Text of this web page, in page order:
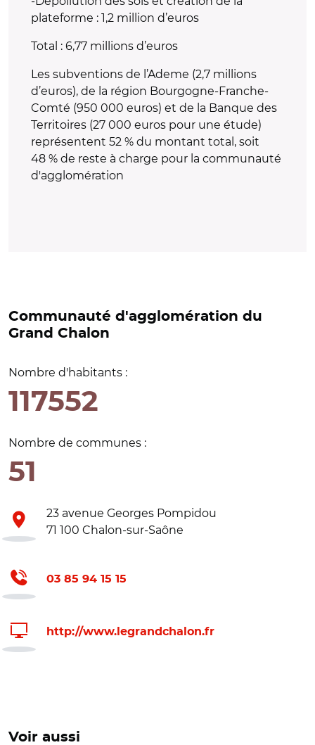
plateforme : 1,2 million d’euros
Total : 6,77 millions d’euros
Les subventions de l’Ademe (2,7 millions
d’euros), de la région Bourgogne-Franche-
Comté (950 000 euros) et de la Banque des
Territoires (27 000 euros pour une étude)
représentent 52 % du montant total, soit
48 % de reste à charge pour la communauté
d'agglomération
Communauté d'agglomération du
Grand Chalon
Nombre d'habitants :
117552
Nombre de communes :
51
23 avenue Georges Pompidou
71 100 Chalon-sur-Saône
03 85 94 15 15
http://www.legrandchalon.fr
Voir aussi